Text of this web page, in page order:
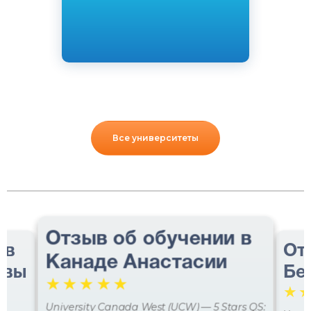
Все университеты
в
Отзыв об обучении в
Канаде Анастасии
☆☆☆ ☆☆
University Canada West (UCW) — 5 Stars QS:
☆